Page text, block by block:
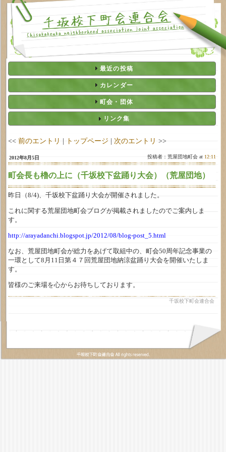
最近の投稿
カレンダー
町会・団体
リンク集
<< 前のエントリ | トップページ | 次のエントリ >>
2012年8月5日 投稿者：荒屋団地町会 at 12:11
町会長も櫓の上に（千坂校下盆踊り大会）（荒屋団地）
昨日（8/4)、千坂校下盆踊り大会が開催されました。
これに関する荒屋団地町会ブログが掲載されましたのでご案内しま
す。
http://arayadanchi.blogspot.jp/2012/08/blog-post_5.html
なお、荒屋団地町会が総力をあげて取組中の、町会50周年記念事業の
一環として8月11日第４７回荒屋団地納涼盆踊り大会を開催いたしま
す。
皆様のご来場を心からお待ちしております。
千坂校下町会連合会